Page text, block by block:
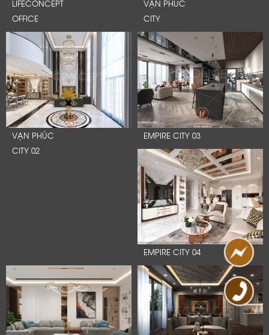
LIFECONCEPT
OFFICE
VẠN PHÚC
CITY
VẠN PHÚC
CITY 02
EMPIRE CITY 03
EMPIRE CITY 04